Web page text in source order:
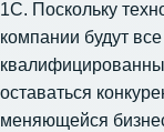
1С. Поскольку
компании будут
оставаться
меняющейся